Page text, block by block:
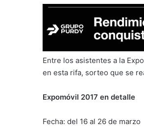
Entre los asistentes a la
en esta rifa, sorteo que se
Expomóvil 2017 en detalle
Fecha: del 16 al 26 de marzo